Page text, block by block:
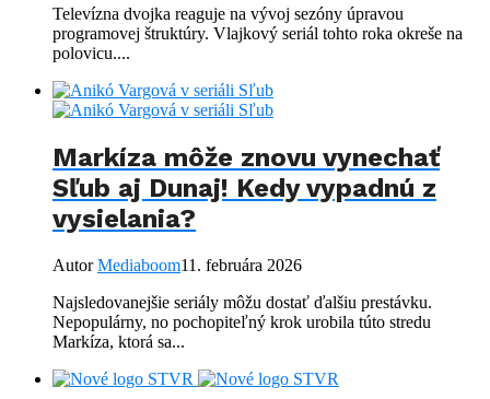
Televízna dvojka reaguje na vývoj sezóny úpravou
programovej štruktúry. Vlajkový seriál tohto roka okreše na
polovicu....
Markíza môže znovu vynechať
Sľub aj Dunaj! Kedy vypadnú z
vysielania?
AutorMediaboom11. februára 2026
Najsledovanejšie seriály môžu dostať ďalšiu prestávku.
Nepopulárny, no pochopiteľný krok urobila túto stredu
Markíza, ktorá sa...